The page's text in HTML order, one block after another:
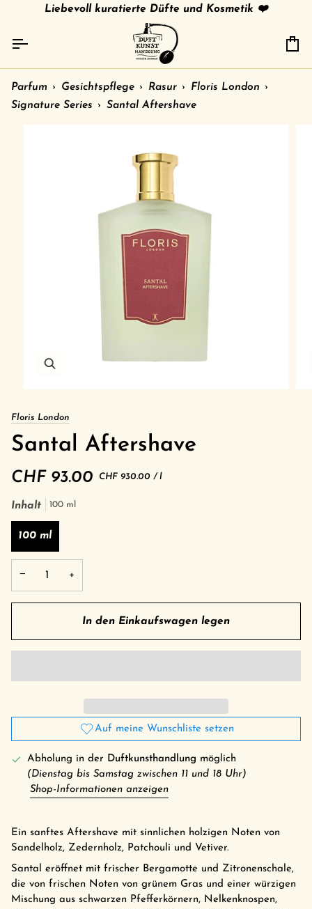
Inhalt
Liebevoll kuratierte Düfte und Kosmetik ❤️
gratis Versand in 🇩🇪 ab 79 € /shipment to other
Parfum › Gesichtspflege › Rasur › Floris London ›
Signature Series › Santal Aftershave
Floris London
Santal Aftershave
CHF 93.00 Grundpreis
CHF 930.00 /pro
l
Inhalt 100 ml
100 ml
− +
In den Einkaufswagen legen
Auf meine Wunschliste setzen
Abholung in der Duftkunsthandlung möglich
(Dienstag bis Samstag zwischen 11 und 18 Uhr)
Shop-Informationen anzeigen
Ein sanftes Aftershave mit sinnlichen holzigen Noten von
Sandelholz, Zedernholz, Patchouli und Vetiver.
Santal eröffnet mit frischer Bergamotte und Zitronenschale,
die von frischen Noten von grünem Gras und einer würzigen
Mischung aus schwarzen Pfefferkörnern, Nelkenknospen,